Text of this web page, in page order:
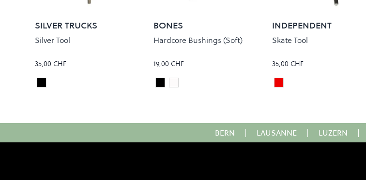
SILVER TRUCKS
Silver Tool
35,00 CHF
Colour
Black
BONES
Hardcore Bushings (Soft)
19,00 CHF
Colour
BlackWhite
INDEPENDENT
Skate Tool
35,00 CHF
Colour
Red
BERN | LAUSANNE | LUZERN |